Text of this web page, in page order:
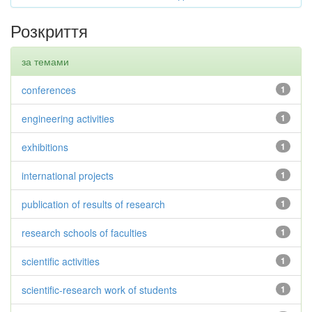
Розкриття
за темами
1
conferences
1
engineering activities
1
exhibitions
1
international projects
1
publication of results of research
1
research schools of faculties
1
scientific activities
1
scientific-research work of students